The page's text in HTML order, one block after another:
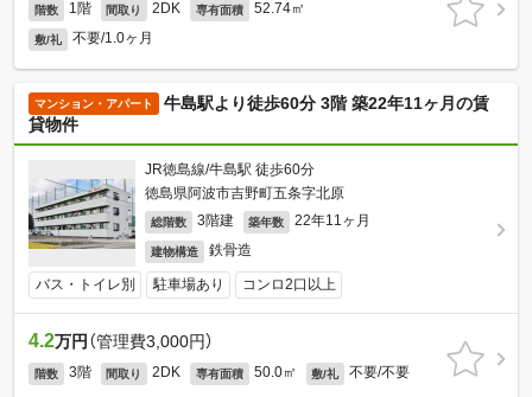
階数 1階 間取り 2DK 専有面積 52.74㎡
敷/礼 不要/1.0ヶ月
マンション・アパート
牛島駅より徒歩60分 3階 築22年11ヶ月の賃
貸物件
JR徳島線/牛島駅 徒歩60分
徳島県阿波市吉野町五条字北原
総階数 3階建 築年数 22年11ヶ月
建物構造 鉄骨造
バス・トイレ別 駐車場あり コンロ2口以上
4.2万円 （管理費3,000円）
階数 3階 間取り 2DK 専有面積 50.0㎡ 敷/礼 不要/不要